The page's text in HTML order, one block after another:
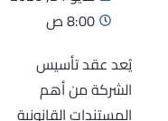
8:00 ص
يُعد عقد تأسيس
الشركة من أهم
المستندات القانونية